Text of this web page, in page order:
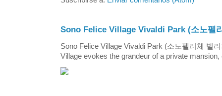
Sono Felice Village Vivaldi Park (소노펠
Sono Felice Village Vivaldi Park (소노펠리체 빌
Village evokes the grandeur of a private